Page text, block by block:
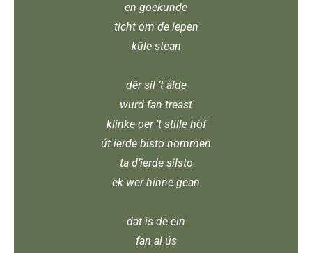
en goekunde
ticht om de iepen
kûle stean
dêr sil ‘t âlde
wurd fan treast
klinke oer ’t stille hôf
út ierde bisto nommen
ta d’ierde silsto
ek wer hinne gean
dat is de ein
fan al ús